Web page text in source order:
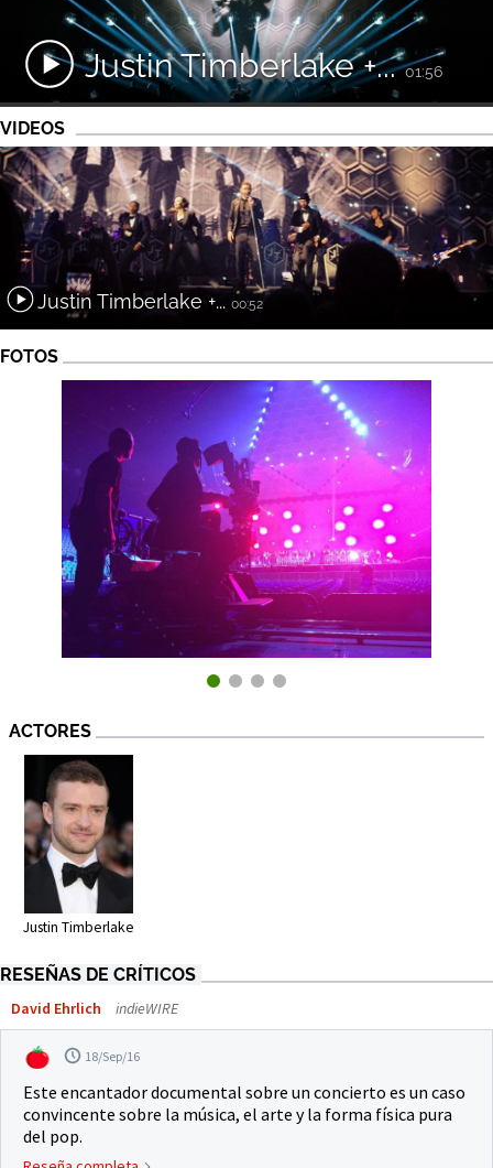
Justin Timberlake +...01:56
VIDEOS
Justin Timberlake +... 00:52
FOTOS
ACTORES
Justin Timberlake
RESEÑAS DE CRÍTICOS
David Ehrlich indieWIRE
18/Sep/16
Este encantador documental sobre un concierto es un caso
convincente sobre la música, el arte y la forma física pura
del pop.